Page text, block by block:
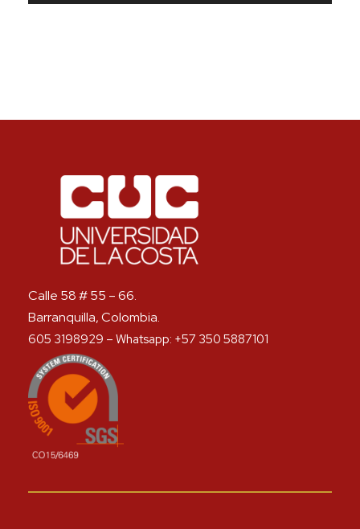
Calle 58 # 55 – 66.
Barranquilla, Colombia.
605 3198929 – Whatsapp: +57 350 5887101